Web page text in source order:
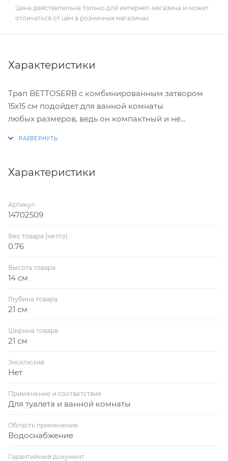
Цена действительна только для интернет-магазина и может
отличаться от цен в розничных магазинах
Характеристики
Трап BETTOSERB с комбинированным затвором
15х15 см подойдет для ванной комнаты
любых размеров, ведь он компактный и не
Пропускная способность 70 л/мин. свидетельствует
Мин. глубина установки 62 мм.
Запатентованный мультисифон с силиконовой
мембраной на 100% защитит от неприятного запаха.
Характеристики
Артикул
14702509
Вес товара (нетто)
0.76
Высота товара
14 см
Глубина товара
21 см
Ширина товара
21 см
Эксклюзив
Нет
Применение и соответствие
Для туалета и ванной комнаты
Область применения
Водоснабжение
Гарантийный документ